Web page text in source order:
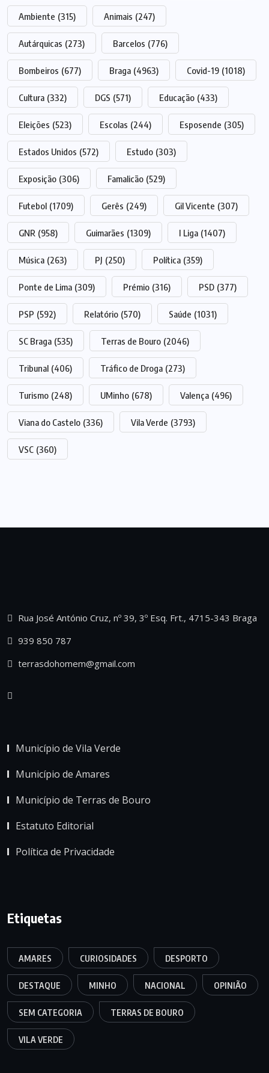
Ambiente (315) Animais (247)
Autárquicas (273) Barcelos (776)
Bombeiros (677) Braga (4963) Covid-19 (1018)
Cultura (332) DGS (571) Educação (433)
Eleições (523) Escolas (244) Esposende (305)
Estados Unidos (572) Estudo (303)
Exposição (306) Famalicão (529)
Futebol (1709) Gerês (249) Gil Vicente (307)
GNR (958) Guimarães (1309) I Liga (1407)
Música (263) PJ (250) Política (359)
Ponte de Lima (309) Prémio (316) PSD (377)
PSP (592) Relatório (570) Saúde (1031)
SC Braga (535) Terras de Bouro (2046)
Tribunal (406) Tráfico de Droga (273)
Turismo (248) UMinho (678) Valença (496)
Viana do Castelo (336) Vila Verde (3793)
VSC (360)
Rua José António Cruz, nº 39, 3º Esq. Frt., 4715-343 Braga
939 850 787
terrasdohomem@gmail.com
Município de Vila Verde
Município de Amares
Município de Terras de Bouro
Estatuto Editorial
Política de Privacidade
Etiquetas
AMARES CURIOSIDADES DESPORTO
DESTAQUE MINHO NACIONAL OPINIÃO
SEM CATEGORIA TERRAS DE BOURO
VILA VERDE